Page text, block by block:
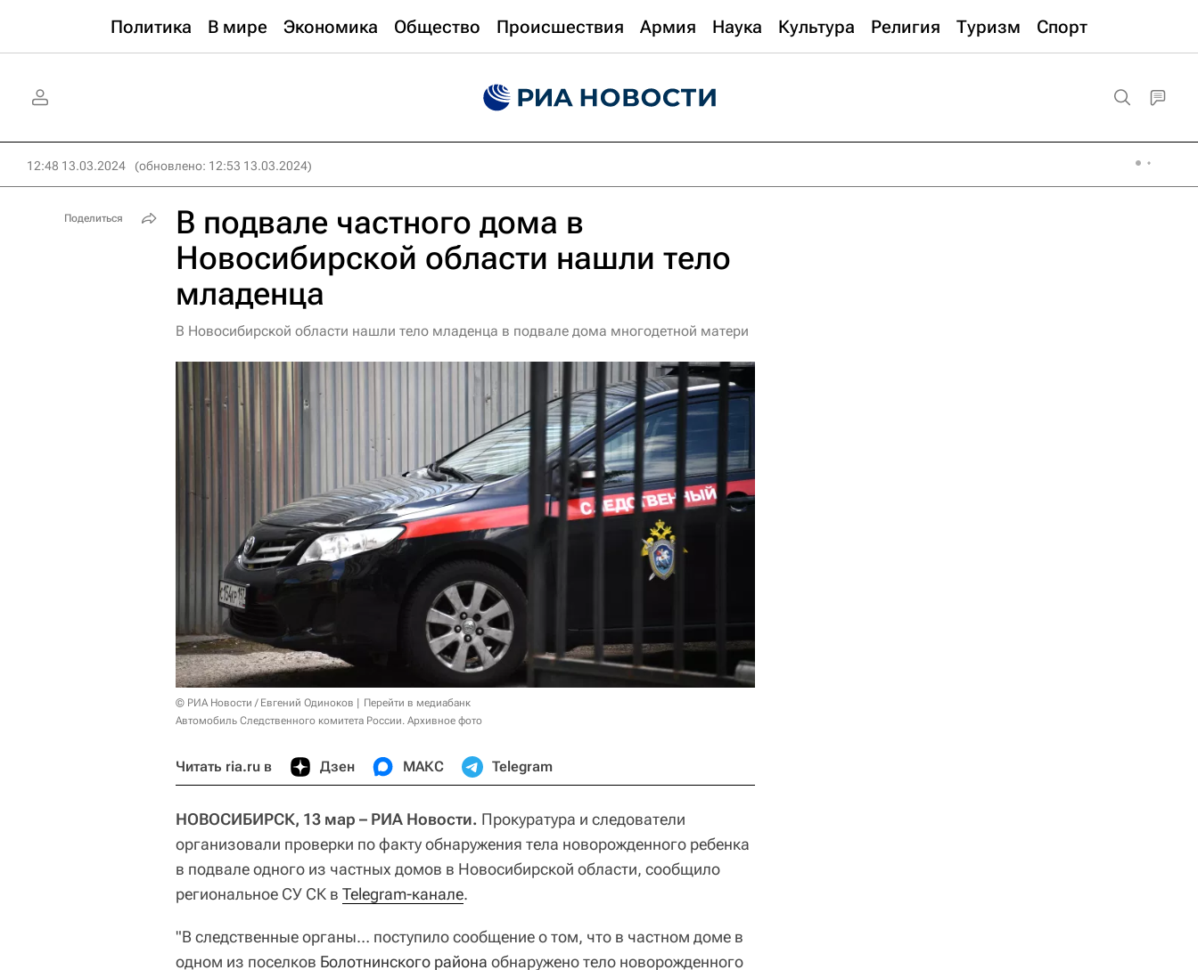
Политика В мире Экономика Общество Происшествия Армия Наука Культура Религия Туризм Спорт
12:48 13.03.2024 (обновлено: 12:53 13.03.2024)
В подвале частного дома в
Новосибирской области нашли тело
младенца
В Новосибирской области нашли тело младенца в подвале дома многодетной матери
© РИА Новости / Евгений Одиноков
Перейти в медиабанк
Автомобиль Следственного комитета России. Архивное фото
Читать ria.ru в Дзен МАКС Telegram
НОВОСИБИРСК, 13 мар – РИА Новости. Прокуратура и следователи
организовали проверки по факту обнаружения тела новорожденного ребенка
в подвале одного из частных домов в Новосибирской области, сообщило
региональное СУ СК в Telegram-канале.
"В следственные органы… поступило сообщение о том, что в частном доме в
одном из поселков Болотнинского района обнаружено тело новорожденного
Поделиться